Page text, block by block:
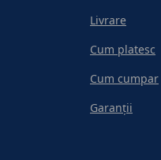
Livrare
Cum platesc
Cum cumpar
Garanții